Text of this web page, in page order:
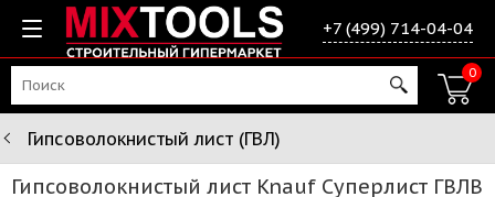
+7 (499) 714-04-04
0
Гипсоволокнистый лист (ГВЛ)
Гипсоволокнистый лист Knauf Суперлист ГВЛВ